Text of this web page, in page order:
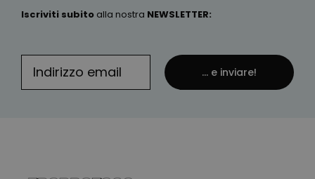
Iscriviti subito alla nostra NEWSLETTER:
... e inviare!